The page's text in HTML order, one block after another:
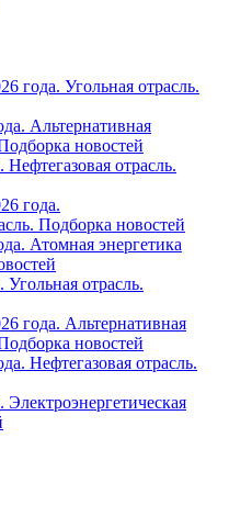
года. Угольная отрасль.
Альтернативная
новостей
отрасль.
года.
Подборка новостей
Атомная энергетика
отрасль.
года. Альтернативная
новостей
Нефтегазовая отрасль.